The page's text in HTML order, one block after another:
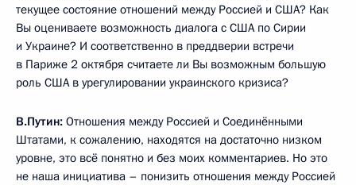
текущее состояние отношений между Россией и США? Как
Вы оцениваете возможность диалога с США по Сирии
и Украине? И соответственно в преддверии встречи
в Париже 2 октября считаете ли Вы возможным большую
роль США в урегулировании украинского кризиса?
В.Путин: Отношения между Россией и Соединёнными
Штатами, к сожалению, находятся на достаточно низком
уровне, это всё понятно и без моих комментариев. Но это
не наша инициатива – понизить отношения между Россией